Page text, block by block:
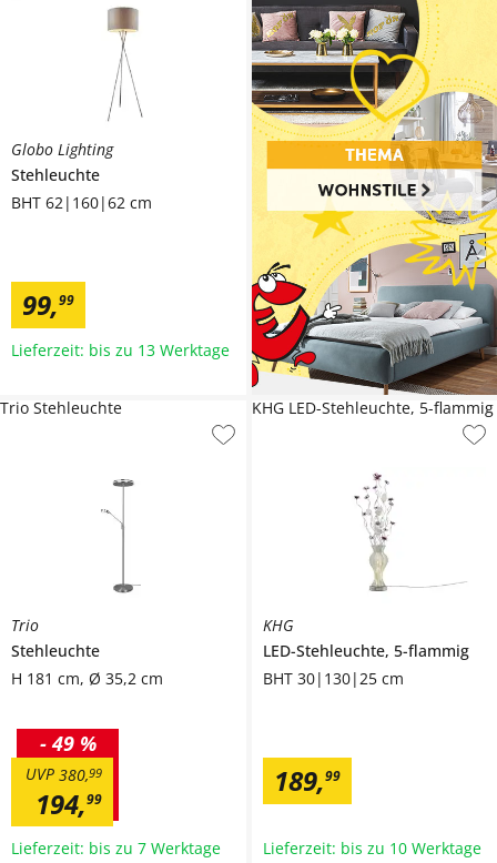
Globo Lighting
Stehleuchte
BHT 62|160|62 cm
99,99
Lieferzeit: bis zu 13 Werktage
Trio
Stehleuchte
H 181 cm, Ø 35,2 cm
194,99
380,99
UVP
- 49 %
Trio Stehleuchte
Lieferzeit: bis zu 7 Werktage
KHG
LED-Stehleuchte, 5-flammig
BHT 30|130|25 cm
189,99
KHG LED-Stehleuchte, 5-flammig
Lieferzeit: bis zu 10 Werktage